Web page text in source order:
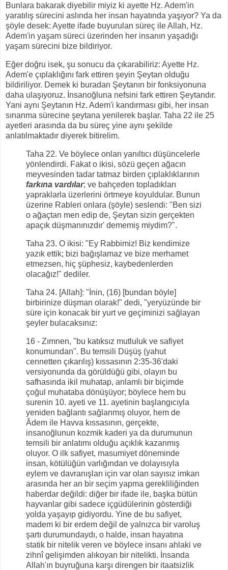
Bunlara bakarak diyebilir miyiz ki ayette Hz. Adem'in
yaratılış sürecini aslında her insan hayatında yaşıyor? Ya da
şöyle desek: Ayette ifade buyurulan süreç ile Allah, Hz.
Adem'in yaşam süreci üzerinden her insanın yaşadığı
yaşam sürecini bize bildiriyor.
Eğer doğru isek, şu sonucu da çıkarabiliriz: Ayette Hz.
Adem'e çıplaklığını fark ettiren şeyin Şeytan olduğu
bildiriliyor. Demek ki buradan Şeytanın bir fonksiyonuna
daha ulaşıyoruz. İnsanoğluna nefsini fark ettiren Şeytandır.
Yani aynı Şeytanın Hz. Adem'i kandırması gibi, her insan
sınanma sürecine şeytana yenilerek başlar. Taha 22 ile 25
ayetleri arasında da bu süreç yine aynı şekilde
anlatılmaktadır diyerek bitirelim.
Taha 22. Ve böylece onları yanıltıcı düşüncelerle
yönlendirdi. Fakat o ikisi, sözü geçen ağacın
meyvesinden tadar tatmaz birden çıplaklıklarının
farkına vardılar; ve bahçeden topladıkları
yapraklarla üzerlerini örtmeye koyuldular. Bunun
üzerine Rableri onlara (şöyle) seslendi: "Ben sizi
o ağaçtan men edip de, Şeytan sizin gerçekten
apaçık düşmanınızdır' dememiş miydim?".
Taha 23. O ikisi: "Ey Rabbimiz! Biz kendimize
yazık ettik; bizi bağışlamaz ve bize merhamet
etmezsen, hiç şüphesiz, kaybedenlerden
olacağız!" dediler.
Taha 24. [Allah]: "İnin, (16) [bundan böyle]
birbirinize düşman olarak!" dedi, "yeryüzünde bir
süre için konacak bir yurt ve geçiminizi sağlayan
şeyler bulacaksınız:
16 - Zımnen, "bu katıksız mutluluk ve safiyet
konumundan". Bu temsili Düşüş (yahut
cennetten çıkarılış) kıssasının 2:35-36'daki
versiyonunda da görüldüğü gibi, olayın bu
safhasında ikil muhatap, anlamlı bir biçimde
çoğul muhataba dönüşüyor; böylece hem bu
surenin 10. ayeti ve 11. ayetinin başlangıcıyla
yeniden bağlantı sağlanmış oluyor, hem de
Âdem ile Havva kıssasının, gerçekte,
insanoğlunun kozmik kaderi ya da durumunun
temsili bir anlatımı olduğu açıklık kazanmış
oluyor. O ilk safiyet, masumiyet döneminde
insan, kötülüğün varlığından ve dolayısıyla
eylem ve davranışları için var olan sayısız imkan
arasında her an bir seçim yapma gerekliliğinden
haberdar değildi: diğer bir ifade ile, başka bütün
hayvanlar gibi sadece içgüdülerinin gösterdiği
yolda yaşayıp gidiyordu. Yine de bu safiyet,
madem ki bir erdem değil de yalnızca bir varoluş
şartı durumundaydı, o halde, insan hayatına
statik bir nitelik veren ve böylece insanı ahlaki ve
zihnî gelişimden alıkoyan bir nitelikti. İnsanda
Allah'ın buyruğuna karşı direngen bir itaatsizlik